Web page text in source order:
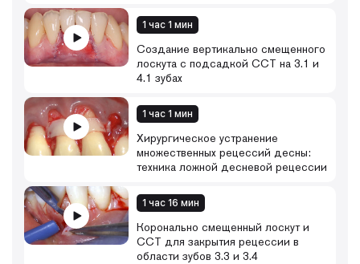
1 час 1 мин
Создание вертикально смещенного
лоскута с подсадкой ССТ на 3.1 и
4.1 зубах
1 час 1 мин
Хирургическое устранение
множественных рецессий десны:
техника ложной десневой рецессии
1 час 16 мин
Коронально смещенный лоскут и
ССТ для закрытия рецессии в
области зубов 3.3 и 3.4